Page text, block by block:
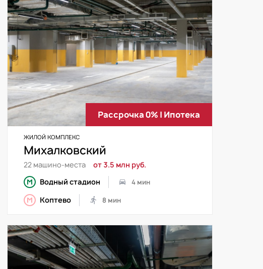
Рассрочка 0% | Ипотека
ЖИЛОЙ КОМПЛЕКС
Михалковский
22 машино-места
от 3.5 млн руб.
Водный стадион
4 мин
Коптево 8 мин